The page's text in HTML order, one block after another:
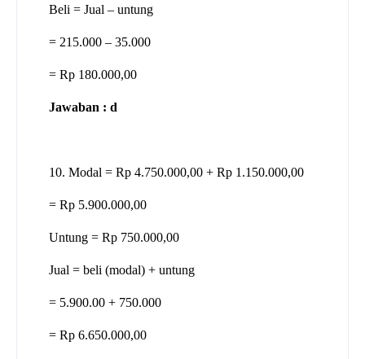
Beli = Jual – untung
= 215.000 – 35.000
= Rp 180.000,00
Jawaban : d
10. Modal = Rp 4.750.000,00 + Rp 1.150.000,00
= Rp 5.900.000,00
Untung = Rp 750.000,00
Jual = beli (modal) + untung
= 5.900.00 + 750.000
= Rp 6.650.000,00